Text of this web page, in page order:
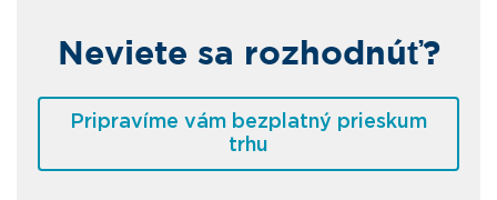
Neviete sa rozhodnúť?
Pripravíme vám bezplatný prieskum
trhu